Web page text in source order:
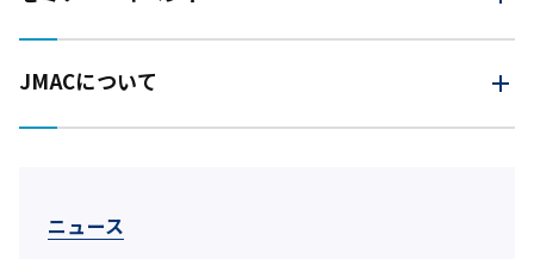
JMACについて
ニュース